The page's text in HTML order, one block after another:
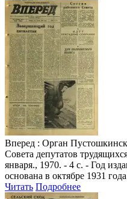
Вперед : Орган
Совета депутатов
января., 1970. - 4 с. - Год
основана в октябре 1931 года
Читать Подробнее